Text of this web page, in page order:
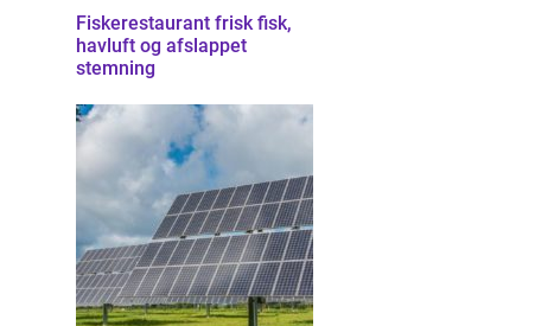
Fiskerestaurant frisk fisk,
havluft og afslappet
stemning